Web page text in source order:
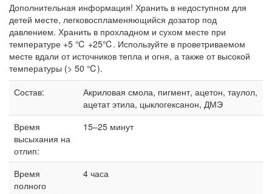
Дополнительная информация! Хранить в недоступном для
детей месте, легковоспламеняющийся дозатор под
давлением. Хранить в прохладном и сухом месте при
температуре +5 ℃ +25℃. Используйте в проветриваемом
месте вдали от источников тепла и огня, а также от высокой
температуры (> 50 ℃).
Состав:
Акриловая смола, пигмент, ацетон, таулол,
ацетат этила, цыклогексанон, ДМЭ
Время
высыхания на
отлип:
15–25 минут
Время
полного
4 часа